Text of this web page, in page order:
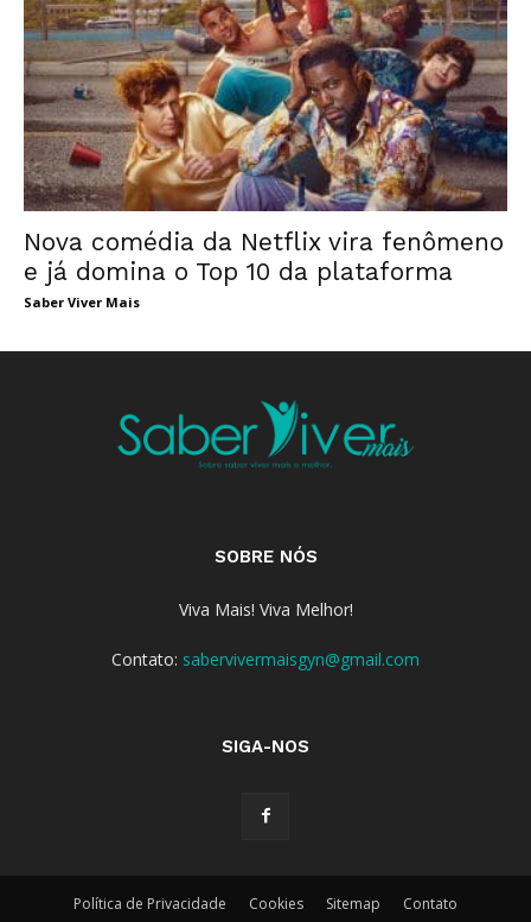
Nova comédia da Netflix vira fenômeno
e já domina o Top 10 da plataforma
Saber Viver Mais
SOBRE NÓS
Viva Mais! Viva Melhor!
Contato: sabervivermaisgyn@gmail.com
SIGA-NOS
Política de Privacidade Cookies Sitemap Contato